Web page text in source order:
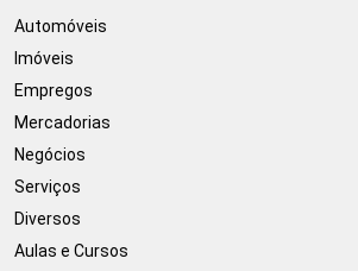
Automóveis
Imóveis
Empregos
Mercadorias
Negócios
Serviços
Diversos
Aulas e Cursos